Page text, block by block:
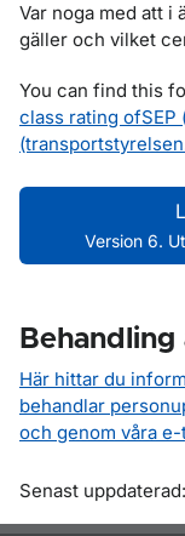
Var noga med att i
gäller och vilket
You can find this
class rating ofSEP
Version 6.
Här hittar du
behandlar
och genom våra
Om sidan
Senast